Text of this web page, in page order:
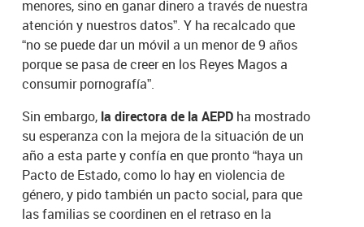
menores, sino en ganar dinero a través de nuestra
atención y nuestros datos”. Y ha recalcado que
“no se puede dar un móvil a un menor de 9 años
porque se pasa de creer en los Reyes Magos a
consumir pornografía”.
Sin embargo, la directora de la AEPD ha mostrado
su esperanza con la mejora de la situación de un
año a esta parte y confía en que pronto “haya un
Pacto de Estado, como lo hay en violencia de
género, y pido también un pacto social, para que
las familias se coordinen en el retraso en la